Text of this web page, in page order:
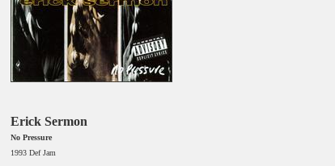
Erick Sermon
No Pressure
1993 Def Jam